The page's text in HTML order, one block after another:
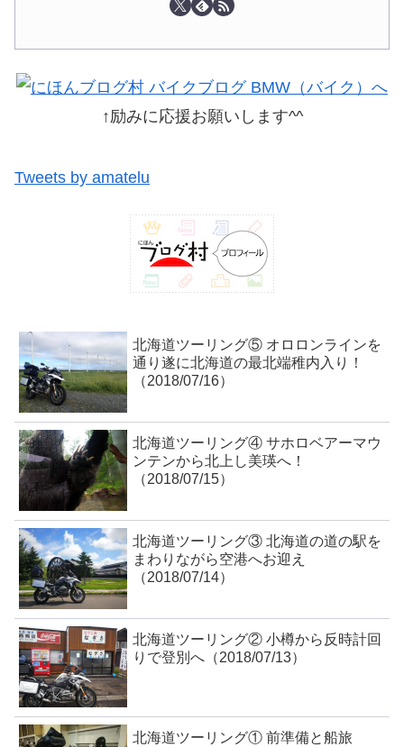
↑励みに応援お願いします^^
Tweets by amatelu
北海道ツーリング⑤ オロロンラインを
通り遂に北海道の最北端稚内入り！
（2018/07/16）
北海道ツーリング④ サホロベアーマウ
ンテンから北上し美瑛へ！
（2018/07/15）
北海道ツーリング③ 北海道の道の駅を
まわりながら空港へお迎え
（2018/07/14）
北海道ツーリング② 小樽から反時計回
りで登別へ（2018/07/13）
北海道ツーリング① 前準備と船旅